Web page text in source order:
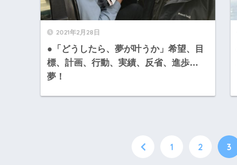
2021年2月28日
●「どうしたら、夢が叶うか」希望、目
標、計画、行動、実績、反省、進歩…
夢！
1 2 3